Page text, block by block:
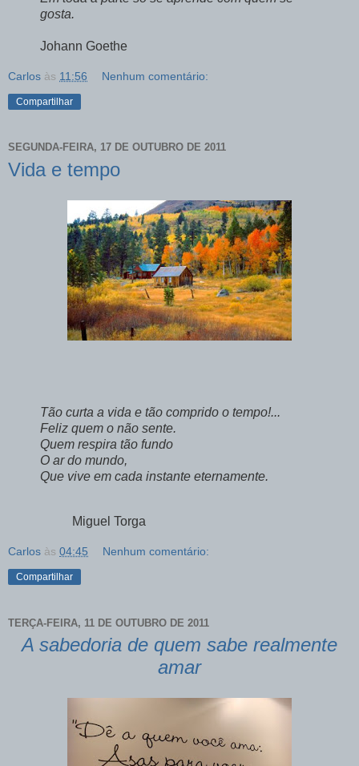
gosta.
Johann Goethe
Carlos às 11:56 Nenhum comentário:
Compartilhar
SEGUNDA-FEIRA, 17 DE OUTUBRO DE 2011
Vida e tempo
Tão curta a vida e tão comprido o tempo!...
Feliz quem o não sente.
Quem respira tão fundo
O ar do mundo,
Que vive em cada instante eternamente.
Miguel Torga
Carlos às 04:45 Nenhum comentário:
Compartilhar
TERÇA-FEIRA, 11 DE OUTUBRO DE 2011
A sabedoria de quem sabe realmente
amar